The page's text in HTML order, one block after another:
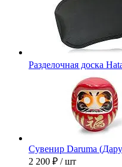
Разделочная доска
Сувенир Daruma
2 200 ₽ / шт